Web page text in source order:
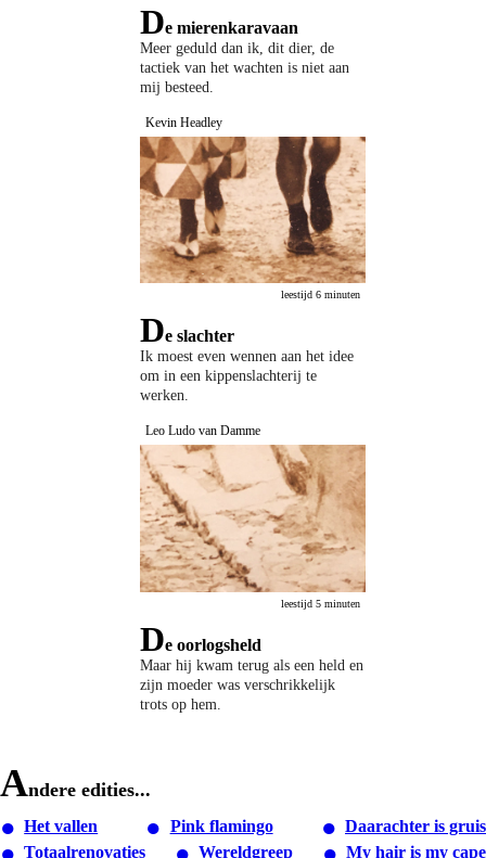
De mierenkaravaan
Meer geduld dan ik, dit dier, de
tactiek van het wachten is niet aan
mij besteed.
Kevin Headley
leestijd 6 minuten
De slachter
Ik moest even wennen aan het idee
om in een kippenslachterij te
werken.
Leo Ludo van Damme
leestijd 5 minuten
De oorlogsheld
Maar hij kwam terug als een held en
zijn moeder was verschrikkelijk
trots op hem.
Andere edities...
Het vallen Pink flamingo
Daarachter is gruis
Totaalrenovaties
Wereldgreep
My hair is my cape